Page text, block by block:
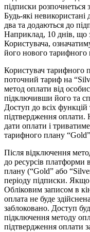
підписки розпочнеться
Будь-які невикористані
два та додаються до
Наприклад, 10 днів, що
Користувача,
його нового тарифного
Користувач тарифного
поточний тариф на
метод оплати від
підключивши його та
Доступ до всіх
підтвердження оплати.
дати оплати і
тарифного плану
Після відключення
до ресурсів платформи
плану (“Gold” або
періоду підписки.
Обліковим записом в
оплата не буде
заблоковано. Доступ
підключення методу
підтвердження оплати